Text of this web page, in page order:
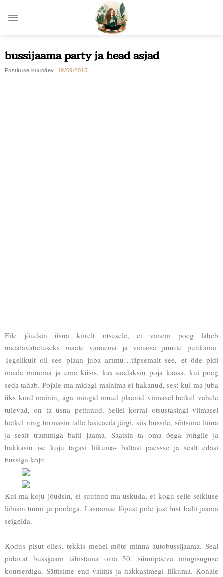
bussijaama party ja head asjad
Postituse kuupäev: 19/09/2015
Eile jõudsin üsna kiirelt otsusele, et vanem poeg läheb
nädalavahetuseks maale vanaema ja vanaisa juurde puhkama.
Tegelikult oli see plaan juba ammu…täpsemalt see, et õde pidi
maale minema ja ema küsis, kas saadaksin poja kaasa, kui poeg
seda tahab. Pojale ma midagi mainima ei hakanud, sest kui ma juba
üks kord mainin, aga mingid muud plaanid viimasel hetkel vahele
tulevad, on ta üsna pettunud. Sellel korral otsustasingi viimasel
hetkel ning tormasin talle lasteaeda järgi, siis bussile, sõitsime linna
ja sealt trammiga balti jaama. Saatsin ta oma õega rongile ja
hakkasin ise koju tagasi liikuma- baltast paessse ja sealt edasi
bussiga koju.
Kui ma koju jõudsin, ei suutnud ma uskuda, et kogu selle seikluse
läbisin tunni ja poolega. Lasnamäe lõpust pole just lust balti jaama
seigelda.
Kodus pisut olles, tekkis mehel mõte minna autobussijaama. Seal
pidavat bussijaam tähistama oma 50. sünnipäeva mingisuguse
kontserdiga. Sättisime end valmis ja hakkasimegi liikuma. Kohale